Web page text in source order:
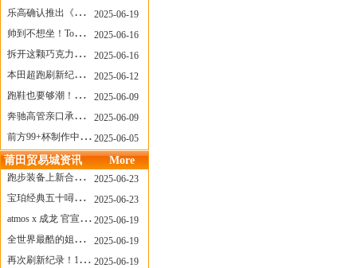
乐高确认推出《哥斯拉》积木，这设计也太酷了！
2025-06-19
帅到不想坐！Tom Sachs x Helinox 这把露营椅太炸了
2025-06-16
拆开这颗巧克力，居然是皮卡丘？
2025-06-16
本田超跑刷新纪录了！700万元成交价
2025-06-12
跑鞋也要够潮！昂跑 x Slam Jam 联名即将发售
2025-06-09
奔驰高管亲口承认：电动G级，完全失败了！
2025-06-09
前方99+杯制作中！「爷爷不泡茶」苹果狗、桃桃喵，今夏顶流潮饮！
2025-06-05
莆田贸易城资讯 More
跑步装备上新合集，最近有什么可以关注的呢？
2025-06-23
宝珀经典五十噚家族再添新员 适配所有腕围的38mm小表径腕表亮相
2025-06-23
atmos x 成龙 官宣，《警察故事》联名短袖公布！
2025-06-19
全世界最酷的姐姐，和Nike联名的鞋要来了！
2025-06-19
再次刷新纪录！14只 LABUBU 共拍出240万元
2025-06-19